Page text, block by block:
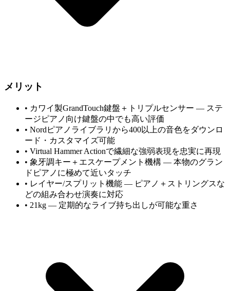
メリット
• カワイ製GrandTouch鍵盤＋トリプルセンサー — ステ
ージピアノ向け鍵盤の中でも高い評価
• Nordピアノライブラリから400以上の音色をダウンロ
ード・カスタマイズ可能
• Virtual Hammer Actionで繊細な強弱表現を忠実に再現
• 象牙調キー＋エスケープメント機構 — 本物のグラン
ドピアノに極めて近いタッチ
• レイヤー/スプリット機能 — ピアノ＋ストリングスな
どの組み合わせ演奏に対応
• 21kg — 定期的なライブ持ち出しが可能な重さ